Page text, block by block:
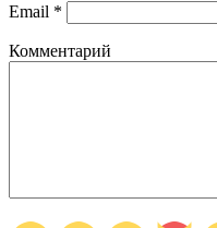
Email *
Комментарий